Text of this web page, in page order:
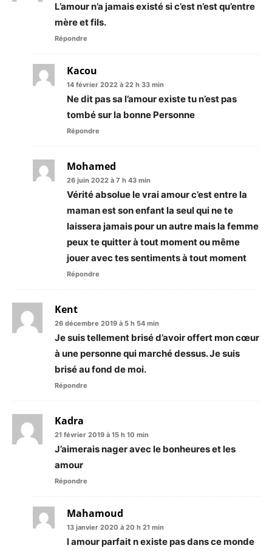
L’amour n’a jamais existé si c’est n’est qu’entre
mère et fils.
Répondre
Kacou
14 février 2022 à 22 h 33 min
Ne dit pas sa l’amour existe tu n’est pas
tombé sur la bonne Personne
Répondre
Mohamed
26 juin 2022 à 7 h 43 min
Vérité absolue le vrai amour c’est entre la
maman est son enfant la seul qui ne te
laissera jamais pour un autre mais la femme
peux te quitter à tout moment ou même
jouer avec tes sentiments à tout moment
Répondre
Kent
26 décembre 2019 à 5 h 54 min
Je suis tellement brisé d’avoir offert mon cœur
à une personne qui marché dessus. Je suis
brisé au fond de moi.
Répondre
Kadra
21 février 2019 à 15 h 10 min
J’aimerais nager avec le bonheures et les
amour
Répondre
Mahamoud
13 janvier 2020 à 20 h 21 min
l amour parfait n existe pas dans ce monde